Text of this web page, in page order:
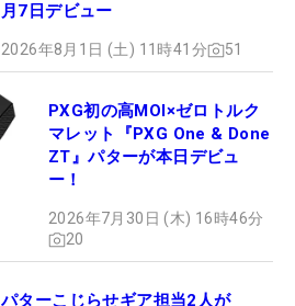
月7日デビュー
2026年8月1日 (土) 11時41分 51
PXG初の高MOI×ゼロトルク
マレット『PXG One & Done
ZT』パターが本日デビュ
ー！
2026年7月30日 (木) 16時46分
20
パターこじらせギア担当2人が